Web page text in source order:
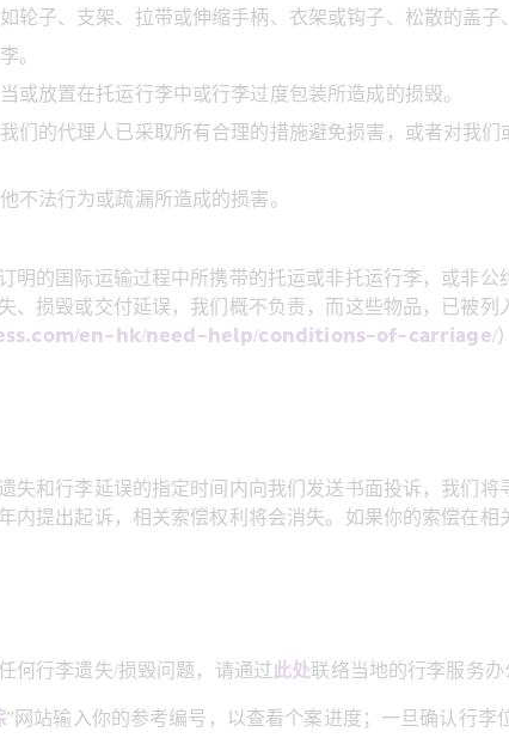
轮子、支架、拉带或伸缩手柄、衣架或钩子、松散的盖子
。
或放置在托运行李中或行李过度包装所造成的损毁。
们的代理人已采取所有合理的措施避免损害，或者对我
不法行为或疏漏所造成的损害。
明的国际运输过程中所携带的托运或非托运行李，或非
、损毁或交付延误，我们概不负责，而这些物品，已被
en-hk/need-help/conditions-of-carriage/）
失和行李延误的指定时间内向我们发送书面投诉，我们
内提出起诉，相关索偿权利将会消失。如果你的索偿在
何行李遗失/损毁问题，请通过此处联络当地的行李服务办
”网站输入你的参考编号，以查看个案进度；一旦确认行李